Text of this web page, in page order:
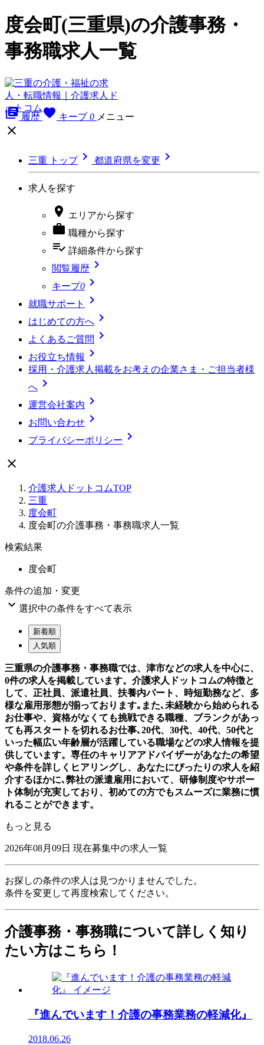
度会町(三重県)の介護事務・
事務職求人一覧
library_books 履歴 favorite キープ 0 メニュー

三重 トップ 都道府県を変更 
求人を探す
 エリアから探す
 職種から探す
playlist_add_check 詳細条件から探す
閲覧履歴 
キープ0 
就職サポート 
はじめての方へ 
よくあるご質問 
お役立ち情報 
採用・介護求人掲載をお考えの企業さま・ご担当者様
へ 
運営会社案内 
お問い合わせ 
プライバシーポリシー 

介護求人ドットコムTOP
三重
度会町
度会町の介護事務・事務職求人一覧
検索結果
度会町
条件の追加・変更
 選択中の条件をすべて表示
新着順
人気順
三重県の介護事務・事務職では、津市などの求人を中心に、
0件の求人を掲載しています。介護求人ドットコムの特徴と
して、正社員、派遣社員、扶養内パート、時短勤務など、多
様な雇用形態が揃っております｡また､未経験から始められる
お仕事や、資格がなくても挑戦できる職種、ブランクがあっ
ても再スタートを切れるお仕事､20代、30代、40代、50代と
いった幅広い年齢層が活躍している職場などの求人情報を提
供しています。専任のキャリアアドバイザーがあなたの希望
や条件を詳しくヒアリングし、あなたにぴったりの求人を紹
介するほかに､弊社の派遣雇用において、研修制度やサポー
ト体制が充実しており、初めての方でもスムーズに業務に慣
れることができます。
もっと見る
2026年08月09日 現在募集中の求人一覧
お探しの条件の求人は見つかりませんでした。
条件を変更して再度検索してください。
介護事務・事務職について詳しく知り
たい方はこちら！
『進んでいます！介護の事務業務の軽減化』
2018.06.26